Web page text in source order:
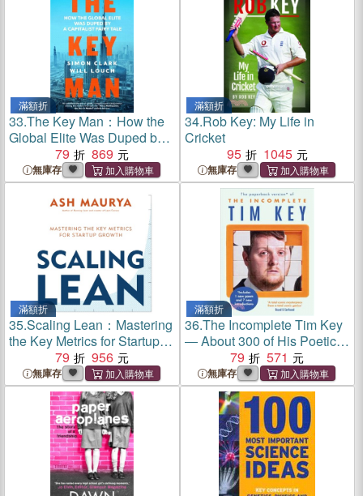
滿額折
33.The Key Man：How the
Global Elite Was Duped by a
Capitalist Fairy Tale
79 869
無庫存
滿額折
34.Rob Key: My Life in
Cricket
95
1045
無庫存
滿額折
35.Scaling Lean：Mastering
the Key Metrics for Startup
79 956
無庫存
滿額折
36.The Incomplete Tim Key
― About 300 of His Poetical
Gems and What-nots
79 571
無庫存